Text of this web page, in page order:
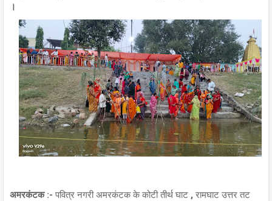
।
अमरकंटक :- पवित्र नगरी अमरकंटक के कोटी तीर्थ घाट , रामघाट उत्तर तट